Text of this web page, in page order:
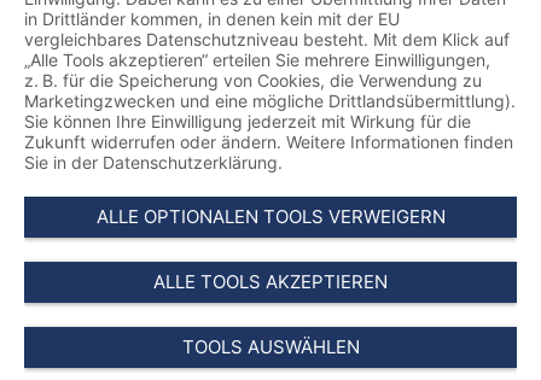
in Drittländer kommen, in denen kein mit der EU
vergleichbares Datenschutzniveau besteht. Mit dem Klick auf
„Alle Tools akzeptieren“ erteilen Sie mehrere Einwilligungen,
z. B. für die Speicherung von Cookies, die Verwendung zu
Marketingzwecken und eine mögliche Drittlandsübermittlung).
Sie können Ihre Einwilligung jederzeit mit Wirkung für die
Zukunft widerrufen oder ändern. Weitere Informationen finden
Sie in der Datenschutzerklärung.
ALLE OPTIONALEN TOOLS VERWEIGERN
ALLE TOOLS AKZEPTIEREN
TOOLS AUSWÄHLEN